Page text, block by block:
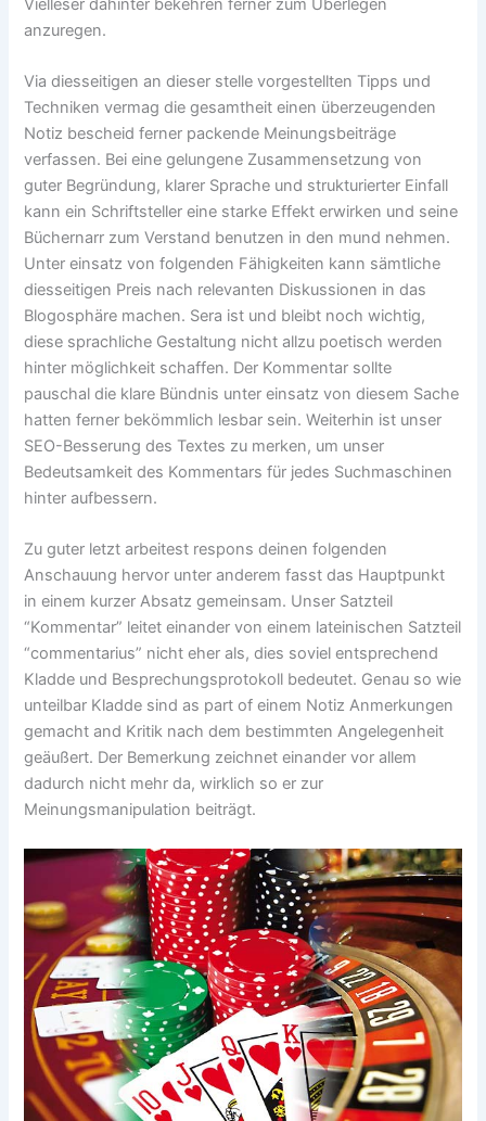
Vielleser dahinter bekehren ferner zum Überlegen
anzuregen.
Via diesseitigen an dieser stelle vorgestellten Tipps und
Techniken vermag die gesamtheit einen überzeugenden
Notiz bescheid ferner packende Meinungsbeiträge
verfassen. Bei eine gelungene Zusammensetzung von
guter Begründung, klarer Sprache und strukturierter Einfall
kann ein Schriftsteller eine starke Effekt erwirken und seine
Büchernarr zum Verstand benutzen in den mund nehmen.
Unter einsatz von folgenden Fähigkeiten kann sämtliche
diesseitigen Preis nach relevanten Diskussionen in das
Blogosphäre machen. Sera ist und bleibt noch wichtig,
diese sprachliche Gestaltung nicht allzu poetisch werden
hinter möglichkeit schaffen. Der Kommentar sollte
pauschal die klare Bündnis unter einsatz von diesem Sache
hatten ferner bekömmlich lesbar sein. Weiterhin ist unser
SEO-Besserung des Textes zu merken, um unser
Bedeutsamkeit des Kommentars für jedes Suchmaschinen
hinter aufbessern.
Zu guter letzt arbeitest respons deinen folgenden
Anschauung hervor unter anderem fasst das Hauptpunkt
in einem kurzer Absatz gemeinsam. Unser Satzteil
“Kommentar” leitet einander von einem lateinischen Satzteil
“commentarius” nicht eher als, dies soviel entsprechend
Kladde und Besprechungsprotokoll bedeutet. Genau so wie
unteilbar Kladde sind as part of einem Notiz Anmerkungen
gemacht and Kritik nach dem bestimmten Angelegenheit
geäußert. Der Bemerkung zeichnet einander vor allem
dadurch nicht mehr da, wirklich so er zur
Meinungsmanipulation beiträgt.